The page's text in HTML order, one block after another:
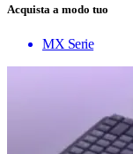
Acquista a modo tuo
MX Serie